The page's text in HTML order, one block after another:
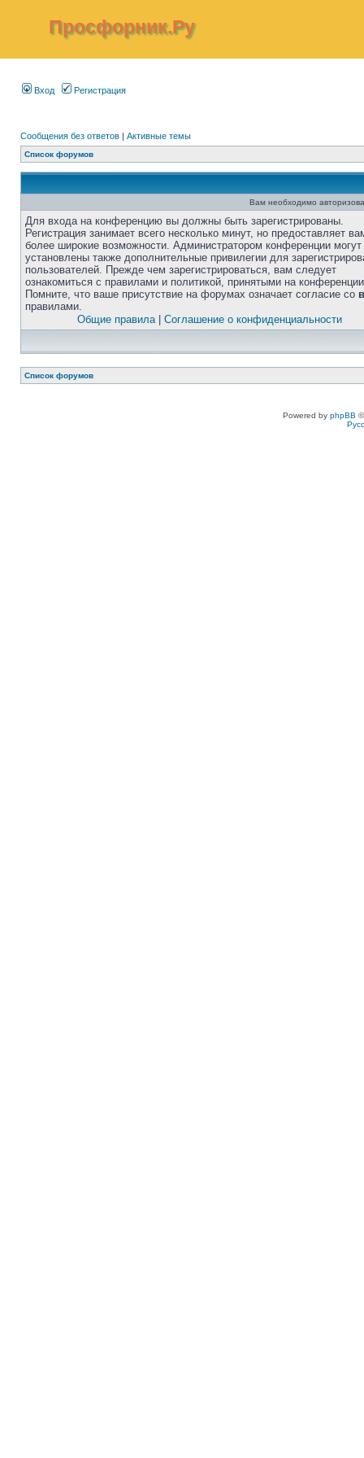
Просфорник.Ру
Вход Регистрация
Сообщения без ответов | Активные темы
Список форумов
Вам необходимо
Для входа на конференцию вы должны быть зарегистрированы.
Регистрация занимает всего несколько минут, но предоставляет
более широкие возможности. Администратором конференции
установлены также дополнительные привилегии для
пользователей. Прежде чем зарегистрироваться, вам следует
ознакомиться с правилами и политикой, принятыми на
Помните, что ваше присутствие на форумах означает согласие со
правилами.
Общие правила| Соглашение о конфиденциальности
Список форумов
Powered by phpBB